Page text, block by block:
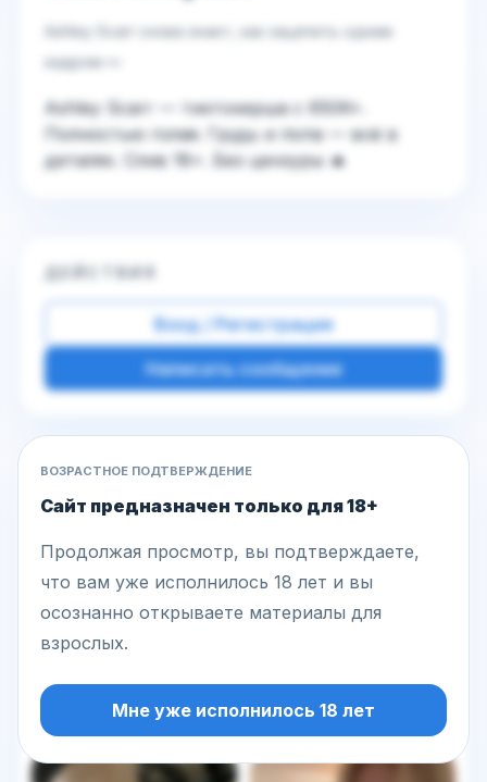
Ashley Scarr снова знает, как зацепить одним
кадром 👀
Ashley Scarr — тиктокерша с 650K+.
Полностью голая. Грудь и попа — всё в
деталях. Слив 18+. Без цензуры 🔥
ДЕЙСТВИЯ
Вход / Регистрация
Написать сообщение
Другие фото этой модели
ВОЗРАСТНОЕ ПОДТВЕРЖДЕНИЕ
Сайт предназначен только для 18+
Продолжая просмотр, вы подтверждаете,
что вам уже исполнилось 18 лет и вы
осознанно открываете материалы для
взрослых.
Мне уже исполнилось 18 лет